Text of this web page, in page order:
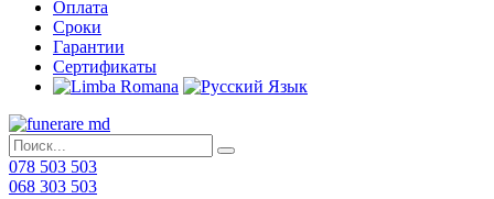
Оплата
Сроки
Гарантии
Сертификаты
078 503 503
068 303 503